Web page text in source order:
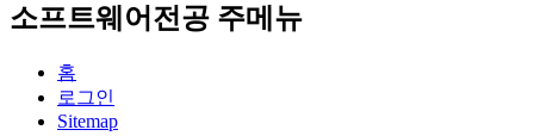
소프트웨어전공 주메뉴
홈
로그인
Sitemap